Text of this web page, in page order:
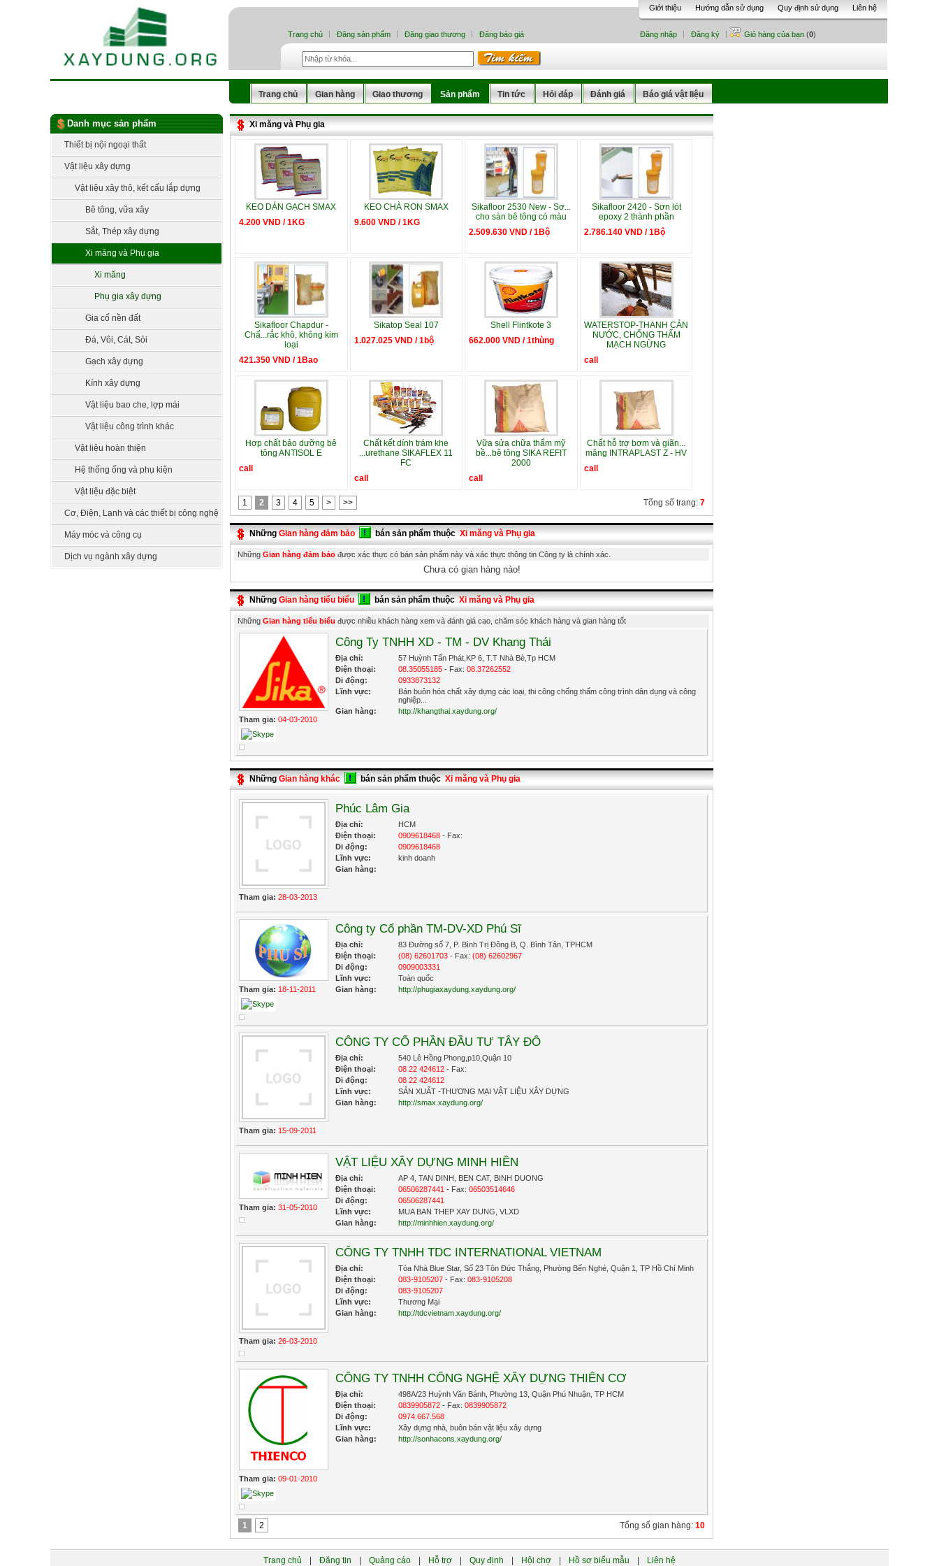
Giới thiệu Hướng dẫn sử dụng Quy định sử dụng Liên hệ
Trang chủ Đăng sản phẩm Đăng giao thương Đăng báo giá Đăng nhập Đăng ký Giỏ hàng của bạn (0)
Trang chủ Gian hàng Giao thương Sản phẩm Tin tức Hỏi đáp Đánh giá Báo giá vật liệu
Danh mục sản phẩm
Thiết bị nội ngoại thất
Vật liệu xây dựng
Vật liệu xây thô, kết cấu lắp dựng
Bê tông, vữa xây
Sắt, Thép xây dựng
Xi măng và Phụ gia
Xi măng
Phụ gia xây dựng
Gia cố nền đất
Đá, Vôi, Cát, Sỏi
Gạch xây dựng
Kính xây dựng
Vật liệu bao che, lợp mái
Vật liệu công trình khác
Vật liệu hoàn thiện
Hệ thống ống và phụ kiện
Vật liệu đặc biệt
Cơ, Điện, Lạnh và các thiết bị công nghệ
Máy móc và công cụ
Dịch vụ ngành xây dựng
Xi măng và Phụ gia
KEO DÁN GẠCH SMAX
4.200 VND / 1KG
KEO CHÀ RON SMAX
9.600 VND / 1KG
Sikafloor 2530 New - Sơ...
cho sàn bê tông có màu
2.509.630 VND / 1Bộ
Sikafloor 2420 - Sơn lót
epoxy 2 thành phần
2.786.140 VND / 1Bộ
Sikafloor Chapdur -
Chấ...rắc khô, không kim
loại
421.350 VND / 1Bao
Sikatop Seal 107
1.027.025 VND / 1bộ
Shell Flintkote 3
662.000 VND / 1thùng
WATERSTOP-THANH CẢN
NƯỚC, CHỐNG THẤM
MẠCH NGỪNG
call
Hợp chất bảo dưỡng bê
tông ANTISOL E
call
Chất kết dính trám khe
...urethane SIKAFLEX 11
FC
call
Vữa sửa chữa thẩm mỹ
bề...bê tông SIKA REFIT
2000
call
Chất hỗ trợ bơm và giãn...
măng INTRAPLAST Z - HV
call
1 2 3 4 5 > >> Tổng số trang: 7
NhữngGian hàng đảm bảo bán sản phẩm thuộc Xi măng và Phụ gia
Những Gian hàng đảm bảo được xác thực có bán sản phẩm này và xác thực thông tin Công ty là chính xác.
Chưa có gian hàng nào!
NhữngGian hàng tiểu biểu bán sản phẩm thuộc Xi măng và Phụ gia
Những Gian hàng tiểu biểu được nhiều khách hàng xem và đánh giá cao, chăm sóc khách hàng và gian hàng tốt
Tham gia: 04-03-2010
Công Ty TNHH XD - TM - DV Khang Thái
Địa chỉ:
57 Huỳnh Tấn Phát,KP 6, T.T Nhà Bè,Tp HCM
Điện thoại:
08.35055185 - Fax: 08.37262552
Di động:
0933873132
Lĩnh vực:
Bán buôn hóa chất xây dựng các loại, thi công chống thấm công trình dân dụng và công
nghiệp...
Gian hàng:
http://khangthai.xaydung.org/
NhữngGian hàng khác bán sản phẩm thuộc Xi măng và Phụ gia
Tham gia: 28-03-2013
Phúc Lâm Gia
Địa chỉ:
HCM
Điện thoại:
0909618468 - Fax:
Di động:
0909618468
Lĩnh vực:
kinh doanh
Gian hàng:
Tham gia: 18-11-2011
Công ty Cổ phần TM-DV-XD Phú Sĩ
Địa chỉ:
83 Đường số 7, P. Bình Trị Đông B, Q. Bình Tân, TPHCM
Điện thoại:
(08) 62601703 - Fax: (08) 62602967
Di động:
0909003331
Lĩnh vực:
Toàn quốc
Gian hàng:
http://phugiaxaydung.xaydung.org/
Tham gia: 15-09-2011
CÔNG TY CỔ PHẦN ĐẦU TƯ TÂY ĐÔ
Địa chỉ:
540 Lê Hồng Phong,p10,Quận 10
Điện thoại:
08 22 424612 - Fax:
Di động:
08 22 424612
Lĩnh vực:
SẢN XUẤT -THƯƠNG MẠI VẬT LIỆU XÂY DỰNG
Gian hàng:
http://smax.xaydung.org/
Tham gia: 31-05-2010
VẬT LIỆU XÂY DỰNG MINH HIỀN
Địa chỉ:
AP 4, TAN DINH, BEN CAT, BINH DUONG
Điện thoại:
06506287441 - Fax: 06503514646
Di động:
06506287441
Lĩnh vực:
MUA BAN THEP XAY DUNG, VLXD
Gian hàng:
http://minhhien.xaydung.org/
Tham gia: 26-03-2010
CÔNG TY TNHH TDC INTERNATIONAL VIETNAM
Địa chỉ:
Tòa Nhà Blue Star, Số 23 Tôn Đức Thắng, Phường Bến Nghé, Quận 1, TP Hồ Chí Minh
Điện thoại:
083-9105207 - Fax: 083-9105208
Di động:
083-9105207
Lĩnh vực:
Thương Mại
Gian hàng:
http://tdcvietnam.xaydung.org/
Tham gia: 09-01-2010
CÔNG TY TNHH CÔNG NGHỆ XÂY DỰNG THIÊN CƠ
Địa chỉ:
498A/23 Huỳnh Văn Bánh, Phường 13, Quận Phú Nhuận, TP HCM
Điện thoại:
0839905872 - Fax: 0839905872
Di động:
0974.667.568
Lĩnh vực:
Xây dựng nhà, buôn bán vật liệu xây dựng
Gian hàng:
http://sonhacons.xaydung.org/
1 2 Tổng số gian hàng: 10
Trang chủ Đăng tin Quảng cáo Hỗ trợ Quy định Hội chợ Hồ sơ biểu mẫu Liên hệ